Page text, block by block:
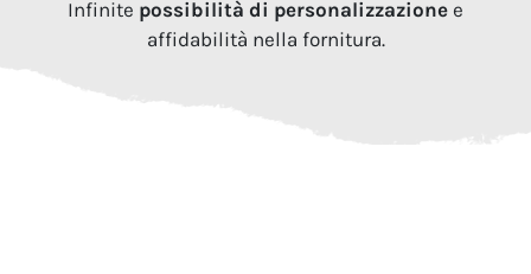
Infinite possibilità di personalizzazione e
affidabilità nella fornitura.